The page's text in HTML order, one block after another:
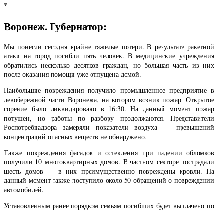
*
Воронеж. Губернатор:
Мы понесли сегодня крайне тяжелые потери. В результате ракетной
атаки на город погибли пять человек. В медицинские учреждения
обратились несколько десятков граждан, но большая часть из них
после оказания помощи уже отпущена домой.
Наибольшие повреждения получило промышленное предприятие в
левобережной части Воронежа, на котором возник пожар. Открытое
горение было ликвидировано в 16:30. На данный момент пожар
потушен, но работы по разбору продолжаются. Представители
Роспотребнадзора замеряли показатели воздуха — превышений
концентраций опасных веществ не обнаружено.
Также повреждения фасадов и остекления при падении обломков
получили 10 многоквартирных домов. В частном секторе пострадали
шесть домов — в них преимущественно повреждены кровли. На
данный момент также поступило около 50 обращений о повреждении
автомобилей.
Установленным ранее порядком семьям погибших будет выплачено по